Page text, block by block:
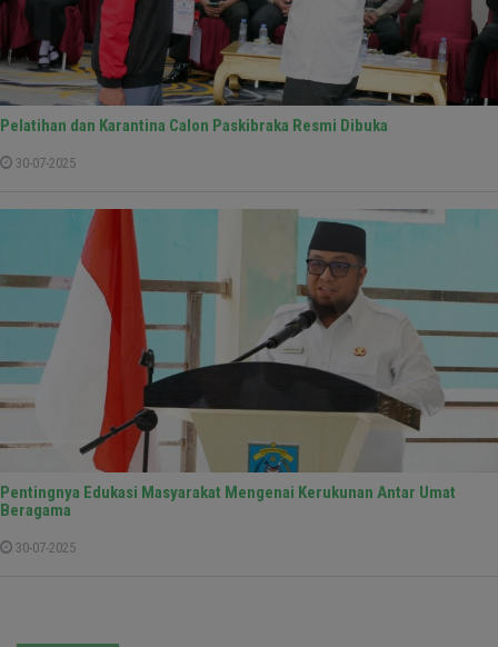
Pelatihan dan Karantina Calon Paskibraka Resmi Dibuka
30-07-2025
Pentingnya Edukasi Masyarakat Mengenai Kerukunan Antar Umat
Beragama
30-07-2025